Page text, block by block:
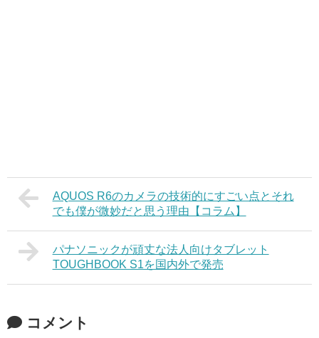
AQUOS R6のカメラの技術的にすごい点とそれ
でも僕が微妙だと思う理由【コラム】
パナソニックが頑丈な法人向けタブレット
TOUGHBOOK S1を国内外で発売
コメント